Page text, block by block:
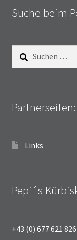
Suche beim
Suchen
nach:
Partnerseiten:
Links
Pepi´s
+43 (0) 677 621